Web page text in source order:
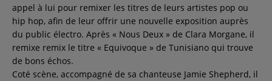
appel à lui pour remixer les titres de leurs artistes pop ou
hip hop, afin de leur offrir une nouvelle exposition auprès
du public électro. Après « Nous Deux » de Clara Morgane, il
remixe remix le titre « Equivoque » de Tunisiano qui trouve
de bons échos.
Coté scène, accompagné de sa chanteuse Jamie Shepherd, il